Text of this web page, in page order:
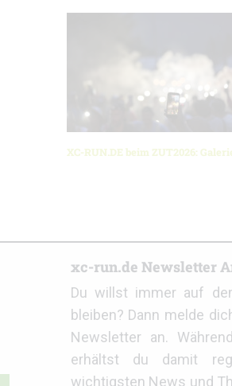
XC-RUN.DE beim ZUT2026:
xc-run.de Newsletter
Du willst immer auf
bleiben? Dann melde
Newsletter an.
erhältst du damit
wichtigsten News und